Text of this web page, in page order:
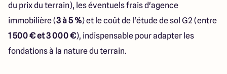
du prix du terrain), les éventuels frais d'agence
immobilière (3 à 5 %) et le coût de l'étude de sol G2 (entre
1 500 € et 3 000 €), indispensable pour adapter les
fondations à la nature du terrain.